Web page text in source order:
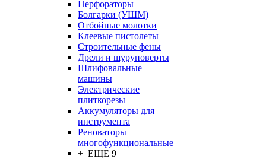
Перфораторы
Болгарки (УШМ)
Отбойные молотки
Клеевые пистолеты
Строительные фены
Дрели и шуруповерты
Шлифовальные
машины
Электрические
плиткорезы
Аккумуляторы для
инструмента
Реноваторы
многофункциональные
+ ЕЩЕ 9